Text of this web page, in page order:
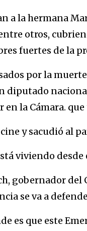
a la hermana
otros,
fuertes de la
por la
diputado
en la Cámara.
y sacudió al
viviendo
gobernador del
se va a
es que este